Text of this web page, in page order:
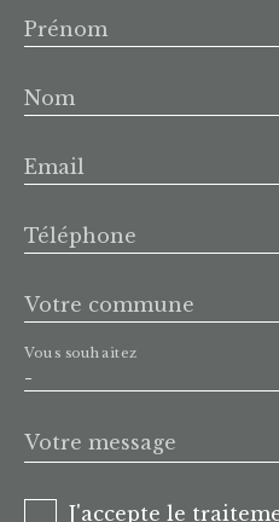
Prénom
Nom
Email
Téléphone
Votre commune
-
Vous souhaitez
Votre message
J'accepte le